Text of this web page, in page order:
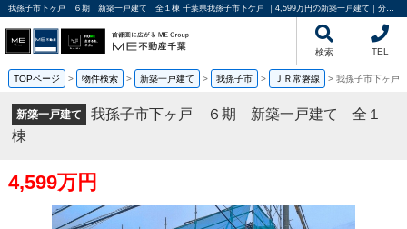
我孫子市下ヶ戸 ６期 新築一戸建て 全１棟 千葉県我孫子市下ケ戸 ｜4,599万円の新築一戸建て｜分譲住宅や新築物件｜ME不動産千葉
検索 TEL
TOPページ > 物件検索 > 新築一戸建て > 我孫子市 > ＪＲ常磐線 > 我孫子市下ヶ
新築一戸建て
我孫子市下ヶ戸 ６期 新築一戸建て 全１
棟
4,599万円